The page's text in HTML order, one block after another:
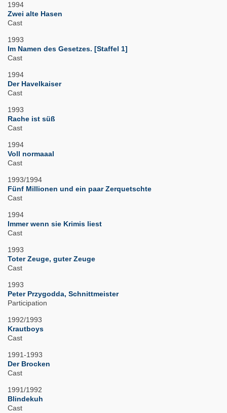
1994
Zwei alte Hasen
Cast
1993
Im Namen des Gesetzes. [Staffel 1]
Cast
1994
Der Havelkaiser
Cast
1993
Rache ist süß
Cast
1994
Voll normaaal
Cast
1993/1994
Fünf Millionen und ein paar Zerquetschte
Cast
1994
Immer wenn sie Krimis liest
Cast
1993
Toter Zeuge, guter Zeuge
Cast
1993
Peter Przygodda, Schnittmeister
Participation
1992/1993
Krautboys
Cast
1991-1993
Der Brocken
Cast
1991/1992
Blindekuh
Cast